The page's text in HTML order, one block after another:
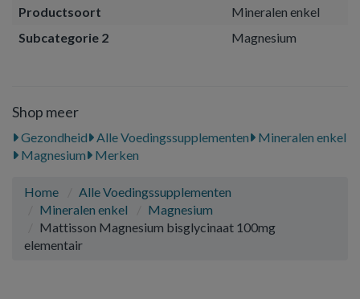
Productsoort
Mineralen enkel
Subcategorie 2
Magnesium
Shop meer
Gezondheid Alle Voedingssupplementen
Mineralen enkel
Magnesium
Merken
Home
Alle Voedingssupplementen
Mineralen enkel
Magnesium
Mattisson Magnesium bisglycinaat 100mg
elementair